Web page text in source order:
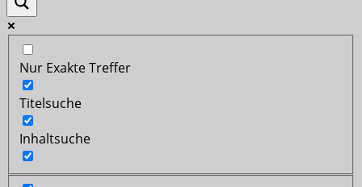
Nur Exakte Treffer
Titelsuche
Inhaltsuche